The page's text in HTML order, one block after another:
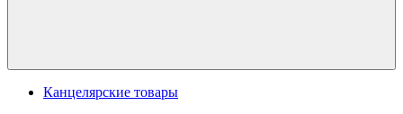
Канцелярские товары